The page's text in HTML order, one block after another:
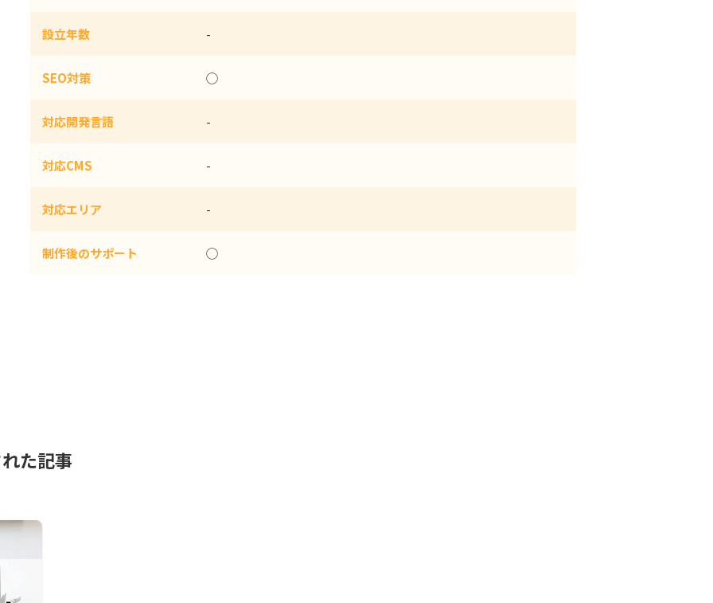
設立年数 -
SEO対策 ◯
対応開発言語 -
対応CMS -
対応エリア -
制作後のサポート ◯
た記事